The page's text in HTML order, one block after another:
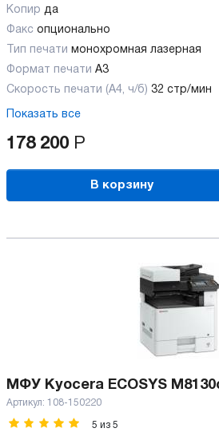
Копир да
Факс опционально
Тип печати
монохромная лазерная
Формат печати A3
Скорость печати (А4, ч/б) 32 стр/мин
Показать все
178 200 Р
В корзину
МФУ Kyocera ECOSYS
Артикул: 108-150220
5 из 5